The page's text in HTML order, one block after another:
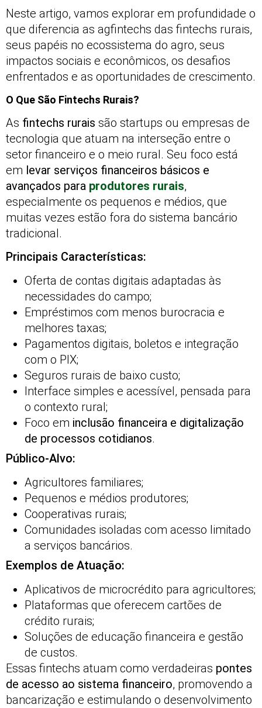
Neste artigo, vamos explorar em profundidade o
que diferencia as agfintechs das fintechs rurais,
seus papéis no ecossistema do agro, seus
impactos sociais e econômicos, os desafios
enfrentados e as oportunidades de crescimento.
O Que São Fintechs Rurais?
As fintechs rurais são startups ou empresas de
tecnologia que atuam na interseção entre o
setor financeiro e o meio rural. Seu foco está
em levar serviços financeiros básicos e
avançados para produtores rurais,
especialmente os pequenos e médios, que
muitas vezes estão fora do sistema bancário
tradicional.
Principais Características:
Oferta de contas digitais adaptadas às
necessidades do campo;
Empréstimos com menos burocracia e
melhores taxas;
Pagamentos digitais, boletos e integração
com o PIX;
Seguros rurais de baixo custo;
Interface simples e acessível, pensada para
o contexto rural;
Foco em inclusão financeira e digitalização
de processos cotidianos.
Público-Alvo:
Agricultores familiares;
Pequenos e médios produtores;
Cooperativas rurais;
Comunidades isoladas com acesso limitado
a serviços bancários.
Exemplos de Atuação:
Aplicativos de microcrédito para agricultores;
Plataformas que oferecem cartões de
crédito rurais;
Soluções de educação financeira e gestão
de custos.
Essas fintechs atuam como verdadeiras pontes
de acesso ao sistema financeiro, promovendo a
bancarização e estimulando o desenvolvimento